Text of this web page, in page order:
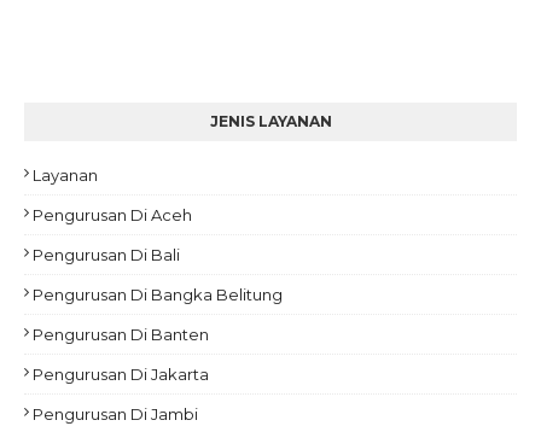
JENIS LAYANAN
Layanan
Pengurusan Di Aceh
Pengurusan Di Bali
Pengurusan Di Bangka Belitung
Pengurusan Di Banten
Pengurusan Di Jakarta
Pengurusan Di Jambi